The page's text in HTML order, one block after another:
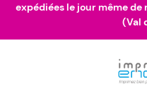
expédiées le jour même
(Val